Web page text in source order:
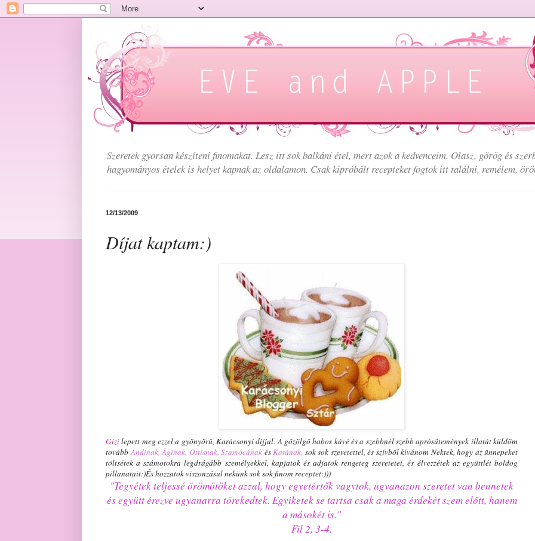
Szeretek gyorsan készíteni finomakat. Lesz itt sok balkáni étel, mert azok a kedvenceim. Olasz, görög és
hagyományos ételek is helyet kapnak az oldalamon. Csak kipróbált recepteket fogtok itt találni, remélem,
12/13/2009
Díjat kaptam:)
Gizilepett meg ezzel a gyönyörű, Karácsonyi díjjal. A gőzölgő habos kávé és a szebbnél szebb aprósütemények illatát küldöm
továbbAndinak,Áginak, Ottisnak, Szamócának ésKatának, sok sok szeretettel, és szívből kívánom Nektek, hogy az ünnepeket
töltsétek a számotokra legdrágább személyekkel, kapjatok és adjatok rengeteg szeretetet, és élvezzétek az együttlét boldog
pillanatait:)És hozzatok viszonzásul nekünk sok sok finom receptet:)))
"Tegyétek teljessé örömötöket azzal, hogy egyetértők vagytok, ugyanazon szeretet van bennetek
és együtt érezve ugyanarra törekedtek. Egyiketek se tartsa csak a maga érdekét szem előtt, hanem
a másokét is."
Fil 2, 3-4.